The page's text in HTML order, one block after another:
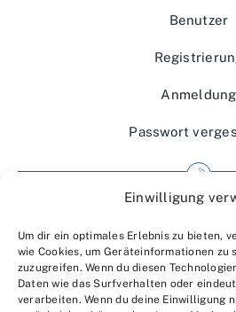
Einwilligung
Um dir ein optimales Erlebnis zu bieten,
wie Cookies, um Geräteinformationen zu
zuzugreifen. Wenn du diesen
Daten wie das Surfverhalten oder
verarbeiten. Wenn du deine Einwilligung
Benutzer
Anmeldung
Passwort
Wir über
Kontakt